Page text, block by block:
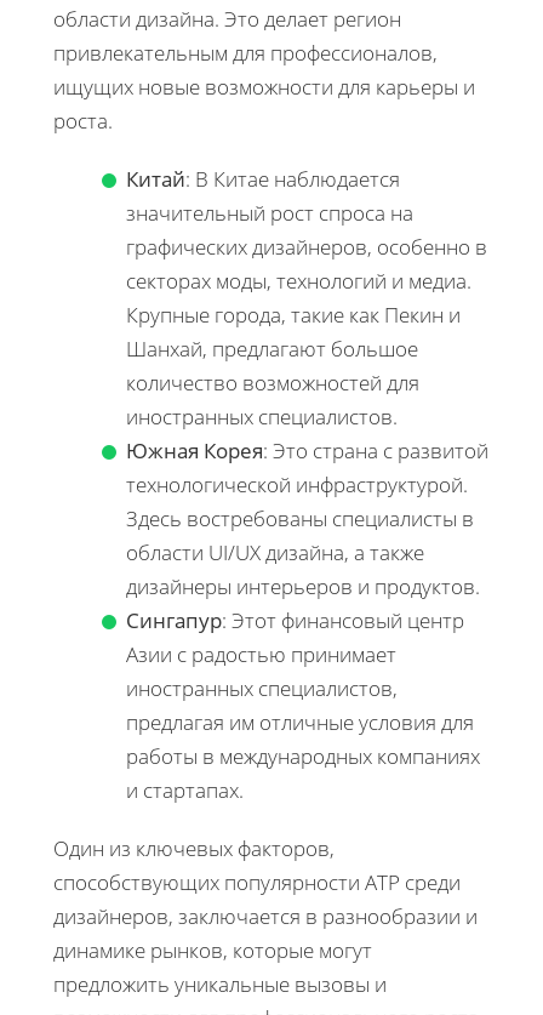
области дизайна. Это делает регион
привлекательным для профессионалов,
ищущих новые возможности для карьеры и
роста.
Китай: В Китае наблюдается
значительный рост спроса на
графических дизайнеров, особенно в
секторах моды, технологий и медиа.
Крупные города, такие как Пекин и
Шанхай, предлагают большое
количество возможностей для
иностранных специалистов.
Южная Корея: Это страна с развитой
технологической инфраструктурой.
Здесь востребованы специалисты в
области UI/UX дизайна, а также
дизайнеры интерьеров и продуктов.
Сингапур: Этот финансовый центр
Азии с радостью принимает
иностранных специалистов,
предлагая им отличные условия для
работы в международных компаниях
и стартапах.
Один из ключевых факторов,
способствующих популярности АТР среди
дизайнеров, заключается в разнообразии и
динамике рынков, которые могут
предложить уникальные вызовы и